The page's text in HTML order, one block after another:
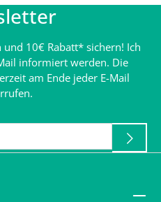
10€ Rabatt* sichern! Ich
informiert werden. Die
am Ende jeder E-Mail